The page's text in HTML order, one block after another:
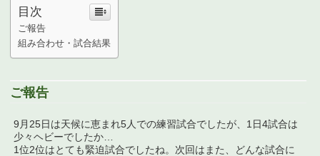
目次
ご報告
組み合わせ・試合結果
ご報告
9月25日は天候に恵まれ5人での練習試合でしたが、1日4試合は
少々ヘビーでしたか…
1位2位はとても緊迫試合でしたね。次回はまた、どんな試合に